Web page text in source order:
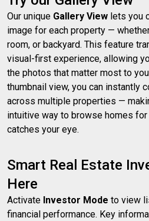
Our unique Gallery View lets you
image for each property —
room, or backyard. This feature
visual-first experience, allowing
the photos that matter most to
thumbnail view, you can instantly
across multiple properties —
intuitive way to browse homes
catches your eye.
Smart Real Estate
Here
Activate Investor Mode to view
financial performance. Key